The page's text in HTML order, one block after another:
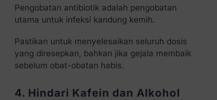
Pengobatan antibiotik adalah pengobatan
utama untuk infeksi kandung kemih.
Pastikan untuk menyelesaikan seluruh dosis
yang diresepkan, bahkan jika gejala membaik
sebelum obat-obatan habis.
4. Hindari Kafein dan Alkohol